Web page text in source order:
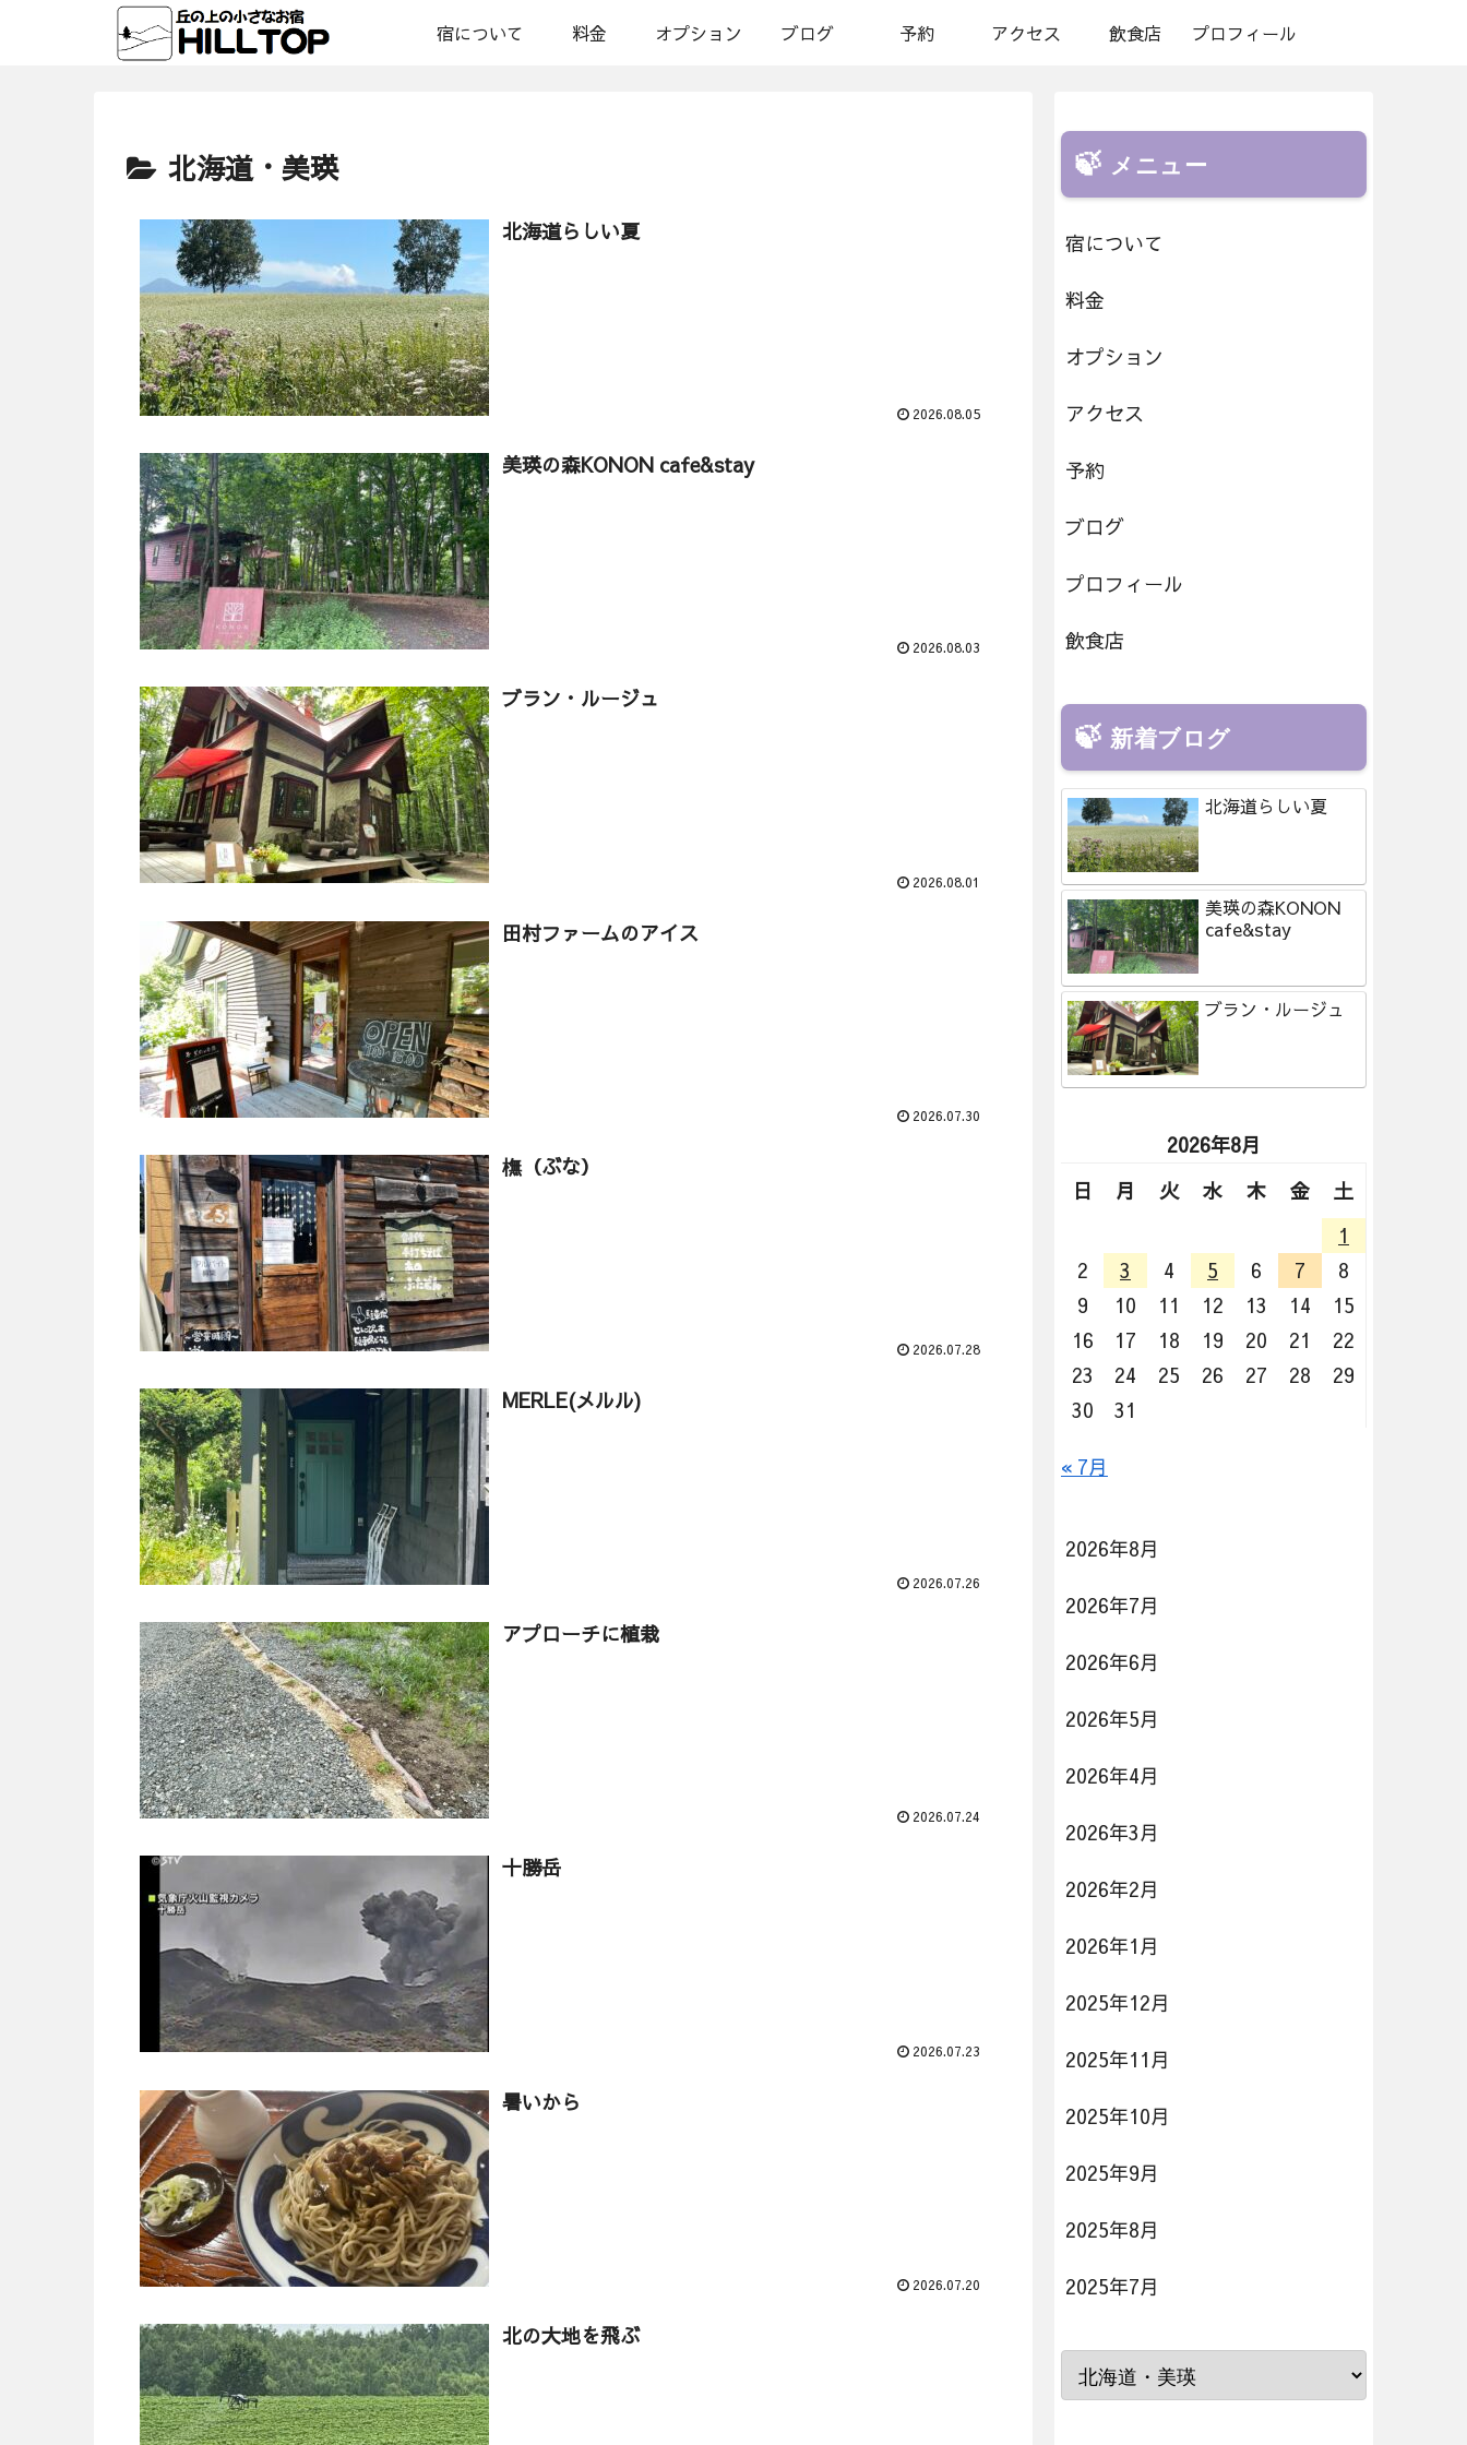
宿について 料金 オプション ブログ 予約 アクセス 飲食店 プロフィール
北海道・美瑛
北海道らしい夏
2026.08.05
美瑛の森KONON cafe&stay
2026.08.03
ブラン・ルージュ
2026.08.01
田村ファームのアイス
2026.07.30
橅（ぶな）
2026.07.28
MERLE(メルル)
2026.07.26
アプローチに植栽
2026.07.24
十勝岳
2026.07.23
暑いから
2026.07.20
北の大地を飛ぶ
メニュー
宿について
料金
オプション
アクセス
予約
ブログ
プロフィール
飲食店
新着ブログ
北海道らしい夏
美瑛の森KONON
cafe&stay
ブラン・ルージュ
2026年8月
日
月 火 水 木 金
土
1
2
3 4 5 6 7
8
9
10 11 12 13 14
15
16
17 18 19 20 21
22
23
24 25 26 27 28
29
30
31
« 7月
2026年8月
2026年7月
2026年6月
2026年5月
2026年4月
2026年3月
2026年2月
2026年1月
2025年12月
2025年11月
2025年10月
2025年9月
2025年8月
2025年7月